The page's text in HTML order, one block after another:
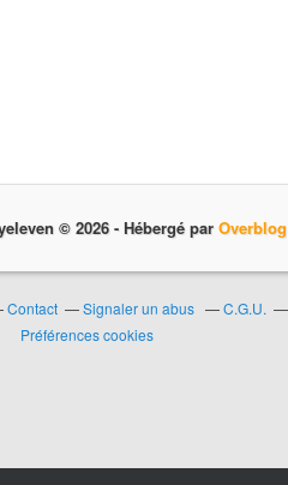
© 2026 - Hébergé par Overblog
Contact Signaler un abus C.G.U.
Préférences cookies